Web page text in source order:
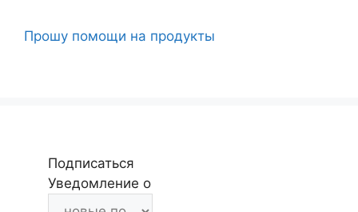
Прошу помощи на продукты
Подписаться
Уведомление о